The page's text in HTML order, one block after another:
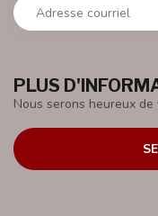
PLUS
Nous serons heureux